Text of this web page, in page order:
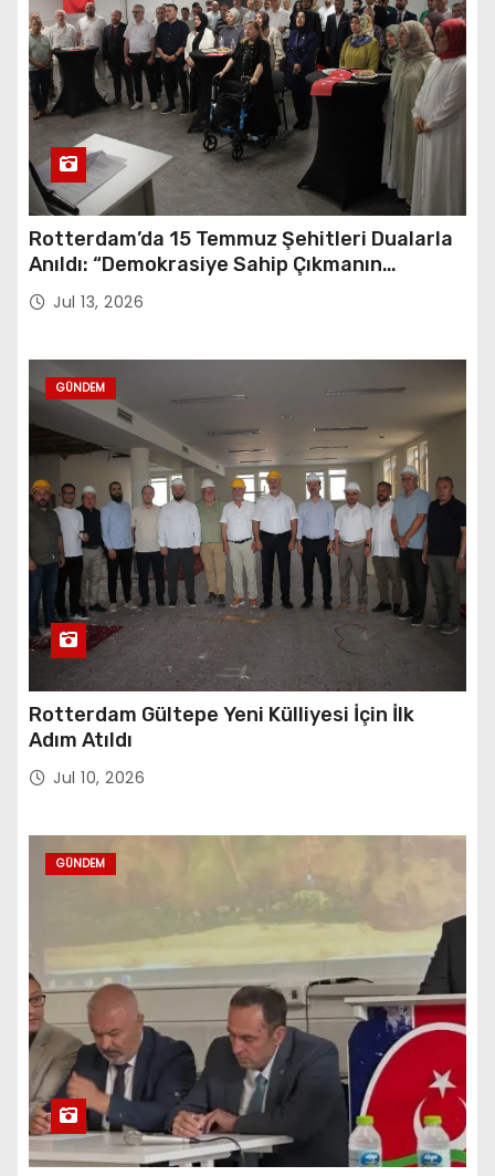
Rotterdam’da 15 Temmuz Şehitleri Dualarla
Anıldı: “Demokrasiye Sahip Çıkmanın
Sembolü”
Jul 13, 2026
GÜNDEM
Rotterdam Gültepe Yeni Külliyesi İçin İlk
Adım Atıldı
Jul 10, 2026
GÜNDEM